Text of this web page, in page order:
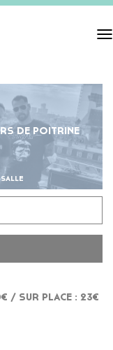
DE POITRINE
/ SUR PLACE : 23€